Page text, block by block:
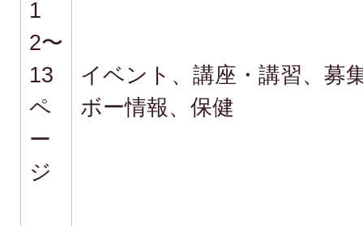
1
2〜
13
ペ
ー
ジ
イベント、講座・講習、募
ボー情報、保健